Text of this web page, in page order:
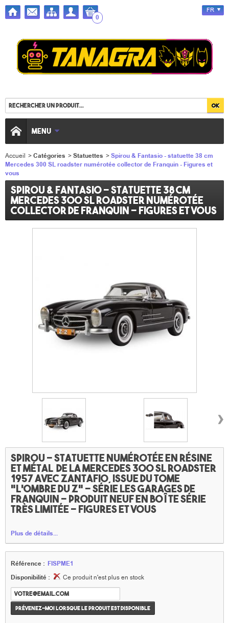
0
FR
MENU
Accueil >Catégories >Statuettes >Spirou & Fantasio - statuette 38 cm
Mercedes 300 SL roadster numérotée collector de Franquin - Figures et
vous
Spirou & Fantasio - statuette 38 cm
Mercedes 300 SL roadster numérotée
collector de Franquin - Figures et vous
›
Spirou - statuette numérotée en résine
et métal de la Mercedes 300 SL roadster
1957 avec Zantafio, issue du tome
"L'ombre du Z" - série les garages de
Franquin - Produit neuf en boîte série
très limitée - Figures et vous
Plus de détails...
Référence : FISPME1
Disponibilité :
Ce produit n'est plus en stock
Prévenez-moi lorsque le produit est disponible